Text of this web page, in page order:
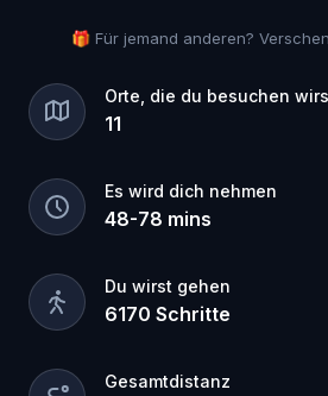
🎁 Für jemand anderen?
Orte, die du besuchen
11
Es wird dich nehmen
48-78 mins
Du wirst gehen
6170 Schritte
Gesamtdistanz